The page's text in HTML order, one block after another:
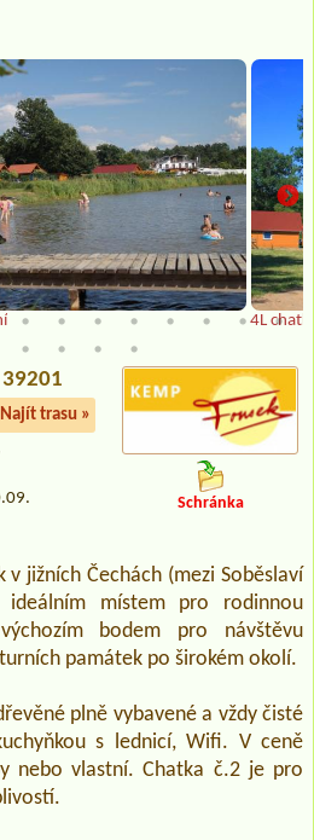
4L
Najít trasu »
Schránka
v jižních Čechách (mezi Soběslaví
místem pro rodinnou
bodem pro návštěvu
památek po širokém okolí.
plně vybavené a vždy čisté
s lednicí, Wifi. V ceně
nebo vlastní. Chatka č.2 je pro